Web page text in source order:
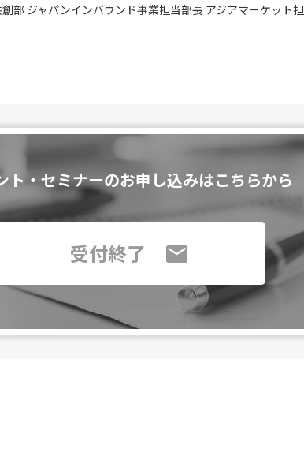
部 ジャパンインバウンド事業担当部長 アジアマーケット
ト・セミナーのお申し込みはこちらから
受付終了